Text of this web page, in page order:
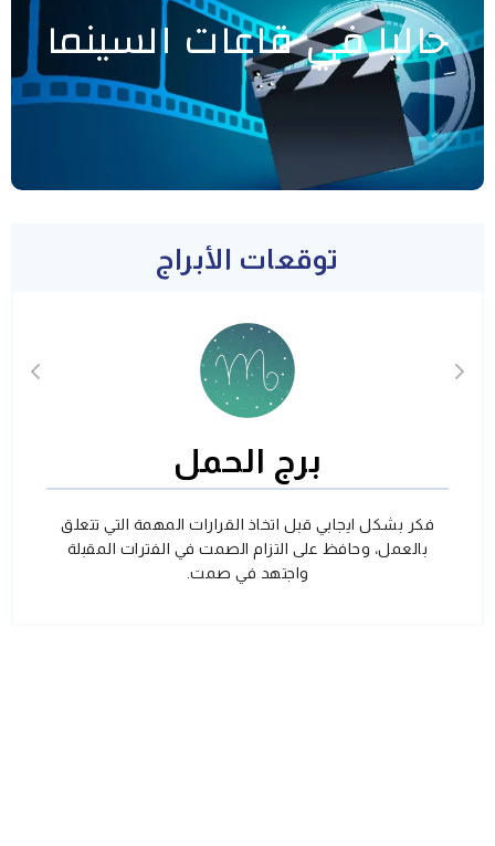
حاليا في قاعات السينما
توقعات الأبراج
برج الحمل
فكر بشكل ايجابي قبل اتخاذ القرارات المهمة التي تتعلق
بالعمل، وحافظ على التزام الصمت في الفترات المقبلة
واجتهد في صمت.